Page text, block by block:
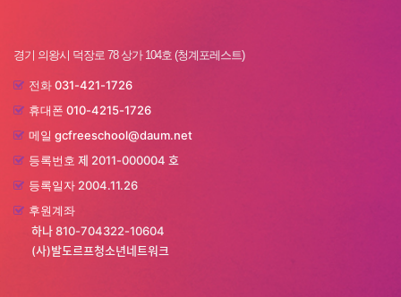
경기 의왕시 덕장로 78 상가 104호 (청계포레스트)
전화 031-421-1726
휴대폰 010-4215-1726
메일 gcfreeschool@daum.net
등록번호 제 2011-000004 호
등록일자 2004.11.26
후원계좌
하나 810-704322-10604
(사)발도르프청소년네트워크